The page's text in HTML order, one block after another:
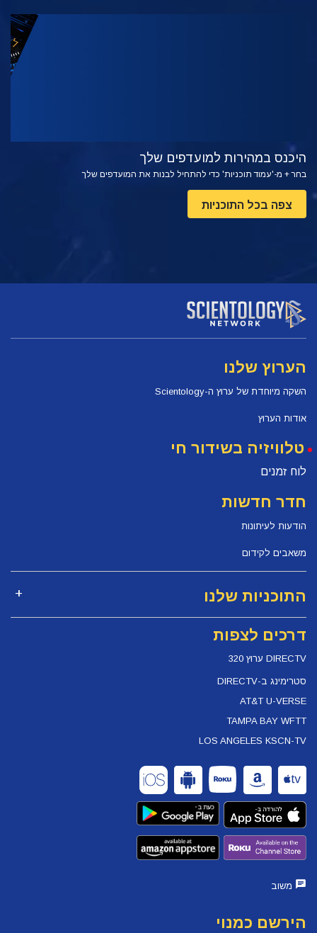
בדוק את הסדרה
היכנס במהירות למועדפים שלך
בחר + מ-'עמוד תוכניות' כדי להתחיל לבנות את המועדפים שלך
צפה בכל התוכניות
הערוץ שלנו
השקה מיוחדת של ערוץ ה-Scientology
אודות הערוץ
טלוויזיה בשידור חי
לוח זמנים
חדר חדשות
הודעות לעיתונות
משאבים לקידום
התוכניות שלנו
דרכים לצפות
DIRECTV ערוץ 320
סטרימינג ב-DIRECTV
AT&T U-VERSE
TAMPA BAY WFTT
LOS ANGELES KSCN-TV
משוב
הירשם כמנוי